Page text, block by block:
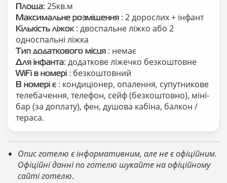
Площа: 25кв.м
Максимальне розміщення : 2 дорослих + інфант
Кількість ліжок: двоспальне ліжко або 2
односпальні ліжка
Тип додаткового місця : немає
Для інфанта: додаткове ліжечко безкоштовне
WiFi в номері : безкоштовний
В номері є : кондиціонер, опалення, супутникове
телебачення, телефон, сейф (безкоштовно), міні-
бар (за доплату), фен, душова кабіна, балкон /
тераса.
Опис готелю є інформативним, але не є офіційним.
Офіційні данні по готелю шукайте на офіційному
сайті готелю.